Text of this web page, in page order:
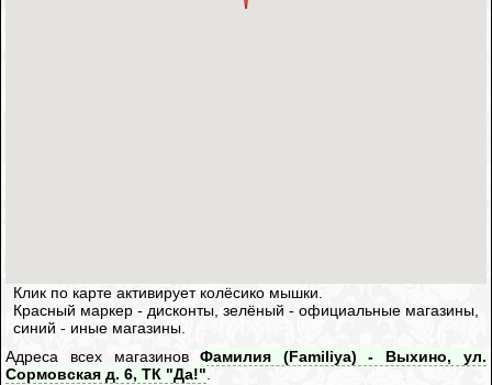
Клик по карте активирует колёсико мышки.
Красный маркер - дисконты, зелёный - официальные магазины,
синий - иные магазины.
Адреса всех магазиновФамилия (Familiya) - Выхино, ул.
Сормовская д. 6, ТК "Да!".